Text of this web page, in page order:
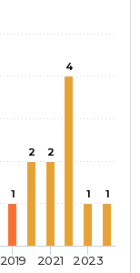
1
2 2
4
1 1
2019 2021 2023